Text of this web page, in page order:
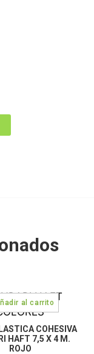
COHESIVA
HAFT 7,5 X 4 M.
ROJO